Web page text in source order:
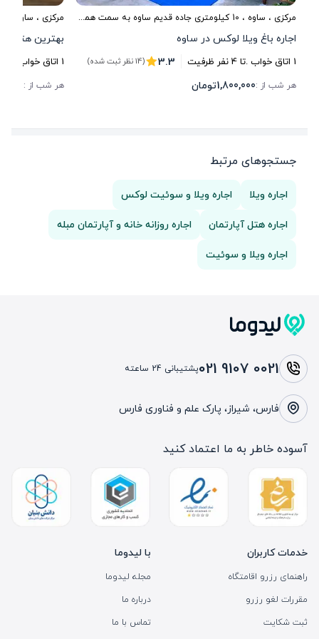
مرکزی ، ساوه ، 10 کیلومتری جاده قدیم ساوه به سمت همدان
اجاره باغ ویلا لوکس در ساوه
1 اتاق خواب .تا4نفر ظرفیت 3.3 (14 نظر ثبت شده)
هر شب از :1,800,000تومان
مرکزی ، ساوه
بهترین هتل
1 اتاق خواب .
هر شب از :
جستجوهای مرتبط
اجاره ویلا
اجاره ویلا و سوئیت لوکس
اجاره هتل آپارتمان
اجاره روزانه خانه و آپارتمان مبله
اجاره ویلا و سوئیت
خدمات کاربران
راهنمای رزرو اقامتگاه
مقررات لغو رزرو
ثبت شکایت
با لیدوما
مجله لیدوما
درباره ما
تماس با ما
021 9107 0021پشتیبانی 24 ساعته
فارس، شیراز، پارک علم و فناوری فارس
آسوده خاطر به ما اعتماد کنید